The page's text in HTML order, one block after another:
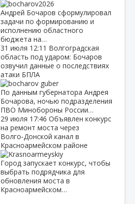
Андрей Бочаров сформулировал
задачи по формированию и
исполнению областного
бюджета на…
31 июля 12:11 Волгоградская
область под ударом: Бочаров
озвучил данные о последствиях
атаки БПЛА
По данным губернатора Андрея
Бочарова, ночью подразделения
ПВО Минобороны России…
29 июля 17:46 Объявлен конкурс
на ремонт моста через
Волго‑Донской канал в
Красноармейском районе
Город запускает конкурс, чтобы
выбрать подрядчика для
обновления моста в
Красноармейском…